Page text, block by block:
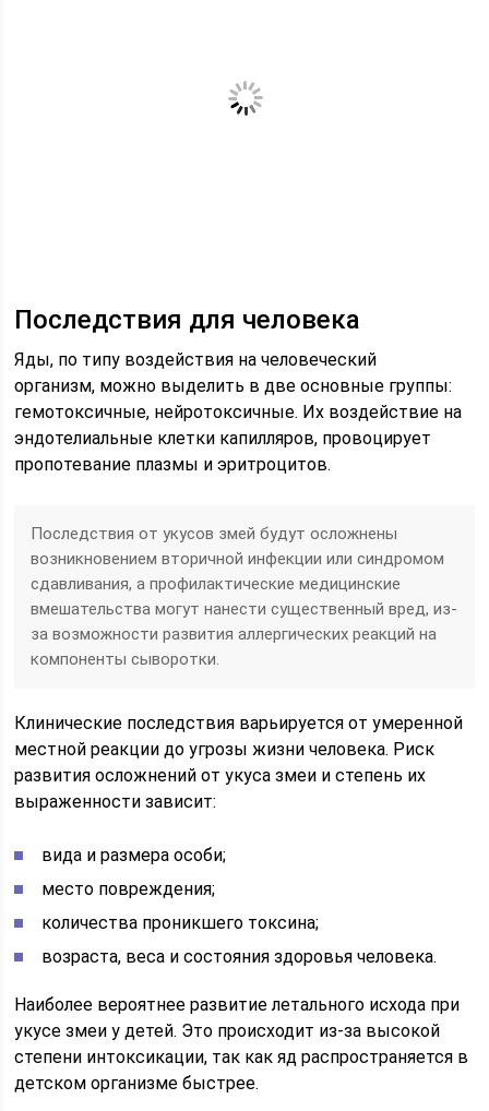
Последствия для человека
Яды, по типу воздействия на человеческий
организм, можно выделить в две основные группы:
гемотоксичные, нейротоксичные. Их воздействие на
эндотелиальные клетки капилляров, провоцирует
пропотевание плазмы и эритроцитов.
Последствия от укусов змей будут осложнены
возникновением вторичной инфекции или синдромом
сдавливания, а профилактические медицинские
вмешательства могут нанести существенный вред, из-
за возможности развития аллергических реакций на
компоненты сыворотки.
Клинические последствия варьируется от умеренной
местной реакции до угрозы жизни человека. Риск
развития осложнений от укуса змеи и степень их
выраженности зависит:
вида и размера особи;
место повреждения;
количества проникшего токсина;
возраста, веса и состояния здоровья человека.
Наиболее вероятнее развитие летального исхода при
укусе змеи у детей. Это происходит из-за высокой
степени интоксикации, так как яд распространяется в
детском организме быстрее.